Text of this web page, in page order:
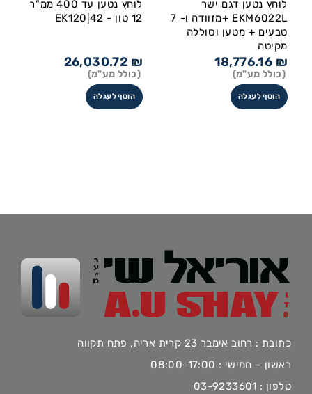
לוחץ נטען דגם ישר
EKM6022L +מזוודה ו- 7
טבעים + מטען וסוללה
מקיטה
18,776.16 ₪
(כולל מע"מ)
הוסף לעגלה
לוחץ נטען עד 400 ממ"ר
12 טון - EK120|42
26,030.72 ₪
(כולל מע"מ)
הוסף לעגלה
כתובת : רחוב אימבר 23 קרית אריה, פתח תקווה
ראשון – חמישי : 08:00-17:00
טלפון : 03-9233601